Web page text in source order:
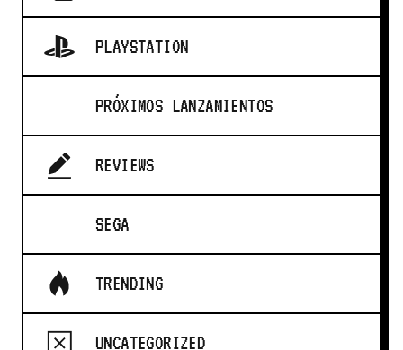
PLAYSTATION
PRÓXIMOS LANZAMIENTOS
REVIEWS
SEGA
TRENDING
UNCATEGORIZED